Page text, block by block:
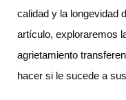
calidad y la longevidad
artículo, exploraremos
agrietamiento
hacer si le sucede a